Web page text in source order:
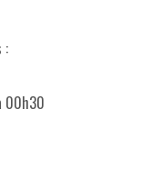
:
00h30